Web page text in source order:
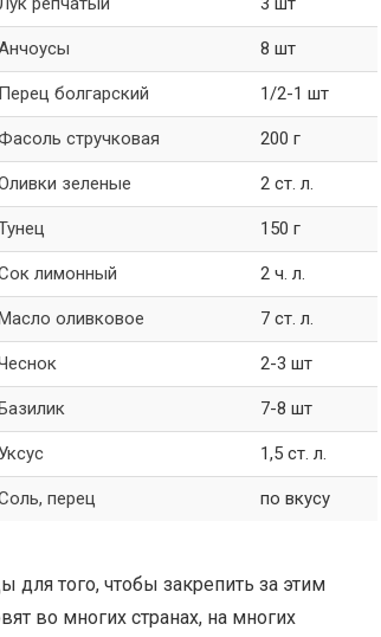
8 шт
Перец болгарский 1/2-1 шт
стручковая 200 г
зеленые 2 ст. л.
150 г
лимонный 2 ч. л.
оливковое 7 ст. л.
2-3 шт
7-8 шт
1,5 ст. л.
перец по вкусу
для того, чтобы закрепить за этим
во многих странах, на многих